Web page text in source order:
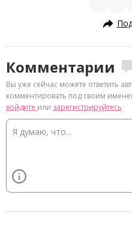
Комментарии
Вы уже сейчас можете ответить
комментировать под своим
войдите или зарегистрируйтесь